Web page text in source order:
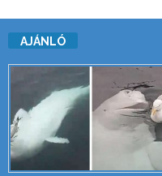
AJÁNLÓ